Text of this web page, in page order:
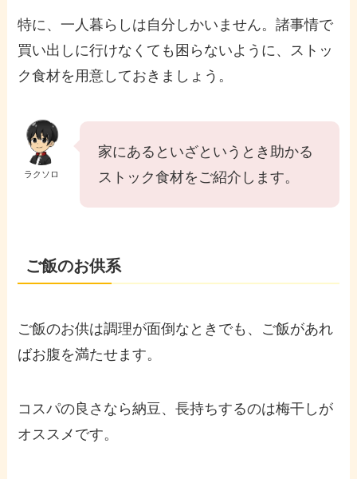
特に、一人暮らしは自分しかいません。諸事情で
買い出しに行けなくても困らないように、ストッ
ク食材を用意しておきましょう。
ラクソロ
家にあるといざというとき助かる
ストック食材をご紹介します。
ご飯のお供系
ご飯のお供は調理が面倒なときでも、ご飯があれ
ばお腹を満たせます。
コスパの良さなら納豆、長持ちするのは梅干しが
オススメです。